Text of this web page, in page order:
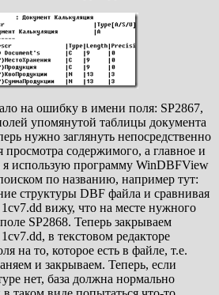
на ошибку в имени поля: SP2867,
упомянутой таблицы документа
нужно заглянуть непосредственно
содержимого, а главное и
использую программу WinDBFView
по названию, например тут:
структуры DBF файла и сравнивая
вижу, что на месте нужного
SP2868. Теперь закрываем
в текстовом редакторе
на то, которое есть в файле, т.е.
и закрываем. Теперь, если
нет, база должна нормально